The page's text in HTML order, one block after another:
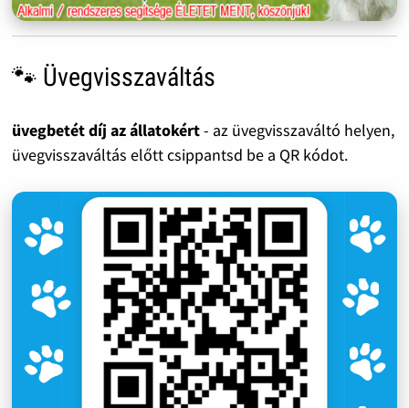
🐾 Üvegvisszaváltás
üvegbetét díj az állatokért- az üvegvisszaváltó helyen,
üvegvisszaváltás előtt csippantsd be a QR kódot.